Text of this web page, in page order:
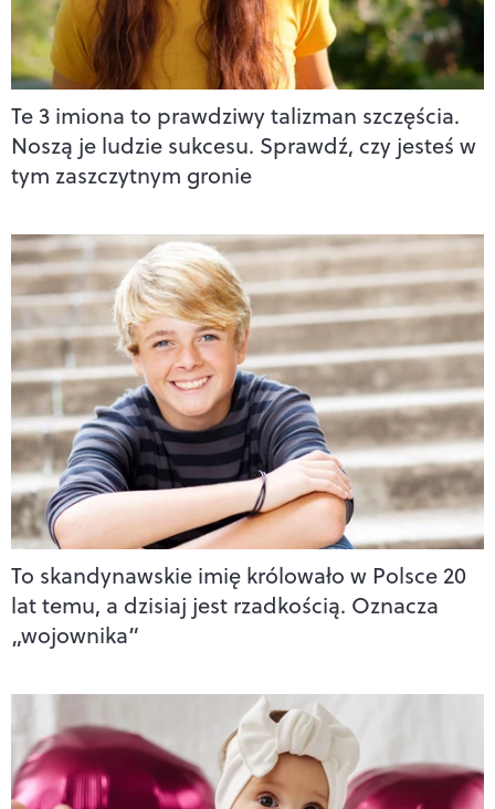
Te 3 imiona to prawdziwy talizman szczęścia.
Noszą je ludzie sukcesu. Sprawdź, czy jesteś w
tym zaszczytnym gronie
To skandynawskie imię królowało w Polsce 20
lat temu, a dzisiaj jest rzadkością. Oznacza
„wojownika”